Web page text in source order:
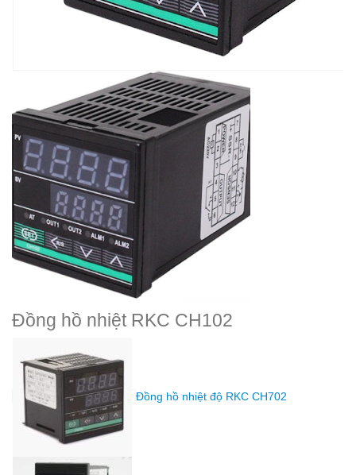
Đồng hồ nhiệt RKC CH102
Đồng hồ nhiệt độ RKC CH702